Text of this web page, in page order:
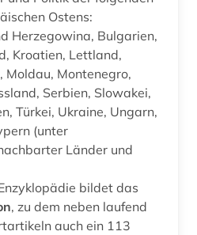
Ostens:
Herzegowina, Bulgarien,
Kroatien, Lettland,
Moldau, Montenegro,
Serbien, Slowakei,
Türkei, Ukraine, Ungarn,
(unter
Länder und
bildet das
, zu dem neben laufend
auch ein 113